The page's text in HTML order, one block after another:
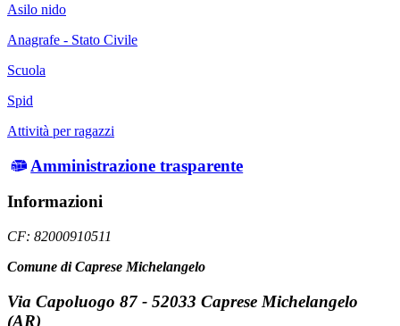
Asilo nido
Anagrafe - Stato Civile
Scuola
Spid
Attività per ragazzi
Amministrazione trasparente
Informazioni
CF: 82000910511
Comune di Caprese Michelangelo
Via Capoluogo 87 - 52033 Caprese Michelangelo
(AR)